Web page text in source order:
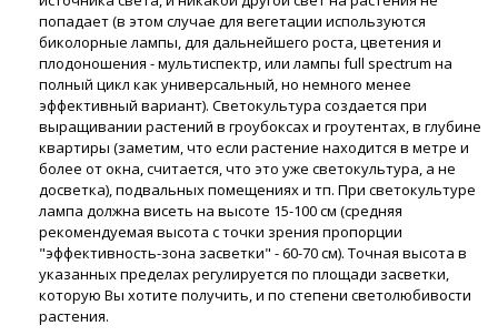
попадает (в этом случае для вегетации используются
биколорные лампы, для дальнейшего роста, цветения и
плодоношения - мультиспектр, или лампы full spectrum на
полный цикл как универсальный, но немного менее
эффективный вариант). Светокультура создается при
выращивании растений в гроубоксах и гроутентах, в глубине
квартиры (заметим, что если растение находится в метре и
более от окна, считается, что это уже светокультура, а не
досветка), подвальных помещениях и тп. При светокультуре
лампа должна висеть на высоте 15-100 см (средняя
рекомендуемая высота с точки зрения пропорции
"эффективность-зона засветки" - 60-70 см). Точная высота в
указанных пределах регулируется по площади засветки,
которую Вы хотите получить, и по степени светолюбивости
растения.